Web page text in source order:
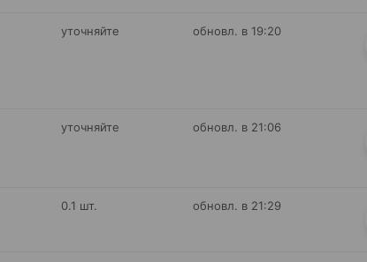
уточняйте обновл. в 19:20
уточняйте обновл. в 21:06
0.1 шт. обновл. в 21:29